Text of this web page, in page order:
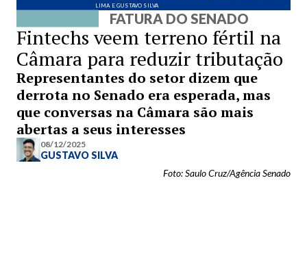
LIMA E GUSTAVO SILVA
FATURA DO SENADO
Fintechs veem terreno fértil na
Câmara para reduzir tributação
Representantes do setor dizem que
derrota no Senado era esperada, mas
que conversas na Câmara são mais
abertas a seus interesses
08/12/2025
GUSTAVO SILVA
Foto: Saulo Cruz/Agência Senado